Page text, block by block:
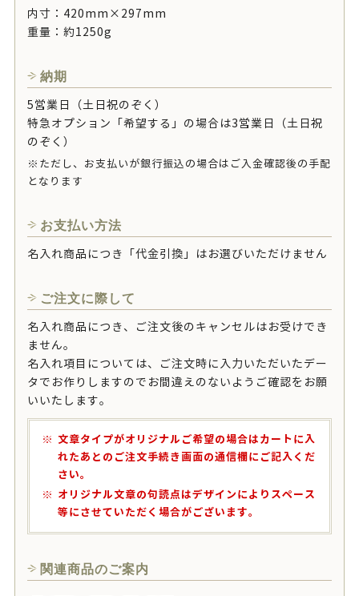
内寸：420mm×297mm
重量：約1250g
納期
5営業日（土日祝のぞく）
特急オプション「希望する」の場合は3営業日（土日祝
のぞく）
※ただし、お支払いが銀行振込の場合はご入金確認後の手配
となります
お支払い方法
名入れ商品につき「代金引換」はお選びいただけません
ご注文に際して
名入れ商品につき、ご注文後のキャンセルはお受けでき
ません。
名入れ項目については、ご注文時に入力いただいたデー
タでお作りしますのでお間違えのないようご確認をお願
いいたします。
文章タイプがオリジナルご希望の場合はカートに入
れたあとのご注文手続き画面の通信欄にご記入くだ
さい。
オリジナル文章の句読点はデザインによりスペース
等にさせていただく場合がございます。
関連商品のご案内